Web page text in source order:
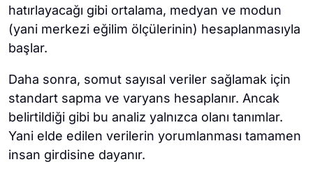
hatırlayacağı gibi ortalama, medyan ve modun
(yani merkezi eğilim ölçülerinin) hesaplanmasıyla
başlar.
Daha sonra, somut sayısal veriler sağlamak için
standart sapma ve varyans hesaplanır. Ancak
belirtildiği gibi bu analiz yalnızca olanı tanımlar.
Yani elde edilen verilerin yorumlanması tamamen
insan girdisine dayanır.